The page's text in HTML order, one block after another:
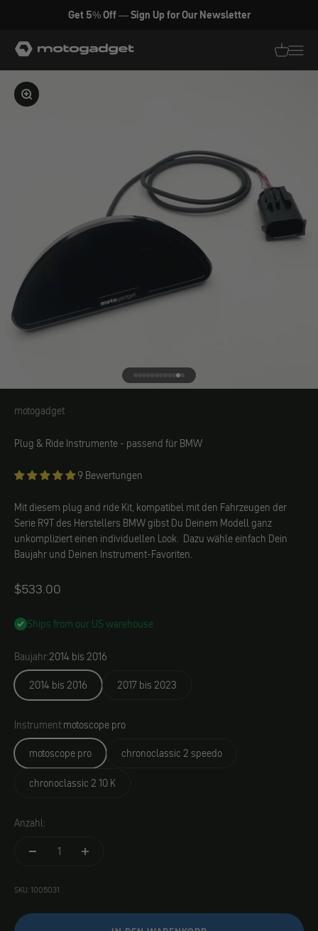
Zum Inhalt springen
Get 5% Off — Sign Up for Our Newsletter
motogadget GmbH
Bild vergrößern
Gehe zu Element 1
Gehe zu Element 2
Gehe zu Element 3
Gehe zu Element 4
Gehe zu Element 5
Gehe zu Element 6
Gehe zu Element 7
Gehe zu Element 8
Gehe zu Element 9
Gehe zu Element 10
Gehe zu Element 11
Gehe zu Element 12
motogadget
motogadget
Plug & Ride Instrumente - passend für BMW
9 Bewertungen
Mit diesem plug and ride Kit, kompatibel mit den Fahrzeugen der
Serie R9T des Herstellers BMW gibst Du Deinem Modell ganz
unkompliziert einen individuellen Look. Dazu wähle einfach Dein
Baujahr und Deinen Instrument-Favoriten.
Angebot
$533.00
Ships from our US warehouse
Baujahr:2014 bis 2016
2014 bis 2016
2017 bis 2023
Instrument:motoscope pro
motoscope pro
chronoclassic 2 speedo
chronoclassic 2 10 K
Anzahl:
SKU: 1005031